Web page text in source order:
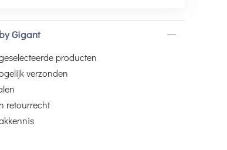
Gigant
producten
verzonden
retourrecht